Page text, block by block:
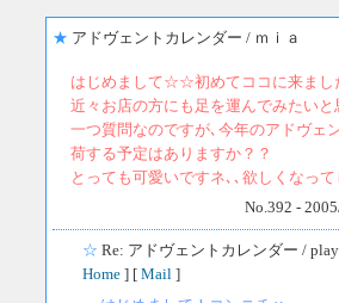
★ アドヴェントカレンダー / ｍｉａ
はじめまして☆☆初めてココに来まし
近々お店の方にも足を運んでみたいと
一つ質問なのですが､今年のアドヴェ
荷する予定はありますか？？
とっても可愛いですネ､､欲しくなって
No.392 -
☆ Re: アドヴェントカレンダー /
Home ] [ Mail ]